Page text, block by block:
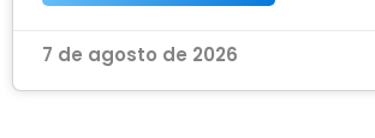
7 de agosto de 2026